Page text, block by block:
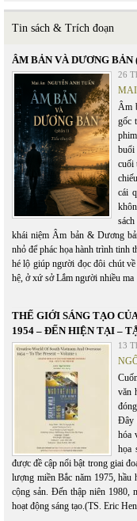
Tin sách & Trích đoạn
ÂM BẢN VÀ DƯƠNG BẢN
26
Âm
gốc
cuối
cái
khái niệm Âm bản & Dương
nhỏ để phác họa hành trình tinh
hé lộ giúp người đọc đôi chút
hệ, ở xứ sở Lắm người nhiều
THẾ GIỚI SÁNG TẠO
1954 – ĐẾN HIỆN TẠI –
13
văn
Đây
hóa
họa
được đề cập nổi bật trong giai
lượng miền Bắc năm 1975, hầu
cộng sản. Đến thập niên 1980,
hoạt động sáng tạo.(TS. Eric